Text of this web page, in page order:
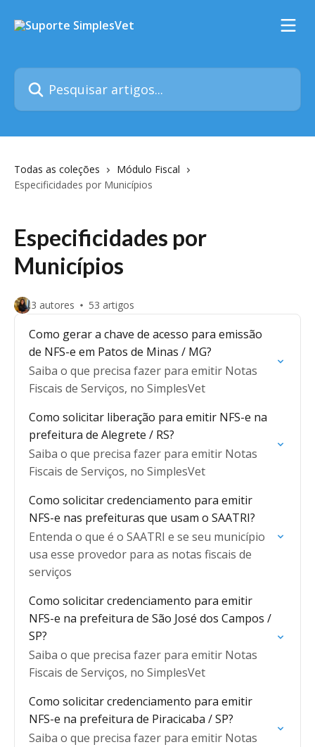
Pesquisar artigos...
Todas as coleções
Módulo Fiscal
Especificidades por Municípios
Especificidades por
Municípios
3 autores 53 artigos
Como gerar a chave de acesso para emissão
de NFS-e em Patos de Minas / MG?
Saiba o que precisa fazer para emitir Notas
Fiscais de Serviços, no SimplesVet
Como solicitar liberação para emitir NFS-e na
prefeitura de Alegrete / RS?
Saiba o que precisa fazer para emitir Notas
Fiscais de Serviços, no SimplesVet
Como solicitar credenciamento para emitir
NFS-e nas prefeituras que usam o SAATRI?
Entenda o que é o SAATRI e se seu município
usa esse provedor para as notas fiscais de
serviços
Como solicitar credenciamento para emitir
NFS-e na prefeitura de São José dos Campos /
SP?
Saiba o que precisa fazer para emitir Notas
Fiscais de Serviços, no SimplesVet
Como solicitar credenciamento para emitir
NFS-e na prefeitura de Piracicaba / SP?
Saiba o que precisa fazer para emitir Notas